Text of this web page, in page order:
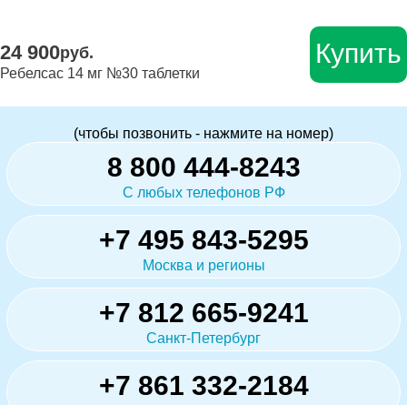
24 900руб.
Ребелсас 14 мг №30 таблетки
Купить
(чтобы позвонить - нажмите на номер)
8 800 444-8243
С любых телефонов РФ
+7 495 843-5295
Москва и регионы
+7 812 665-9241
Санкт-Петербург
+7 861 332-2184